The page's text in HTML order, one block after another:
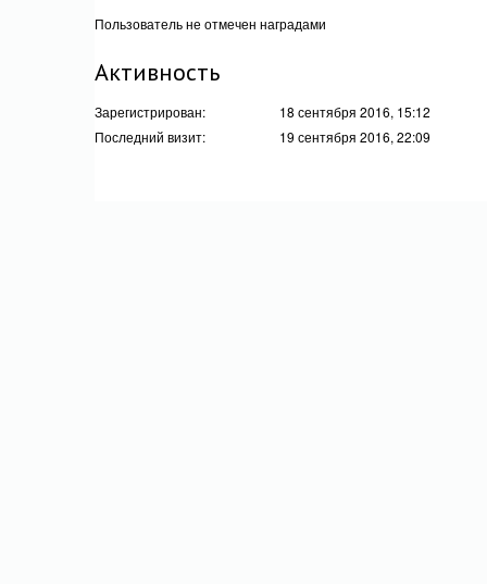
Пользователь не отмечен наградами
Активность
Зарегистрирован:
18 сентября 2016, 15:12
Последний визит:
19 сентября 2016, 22:09